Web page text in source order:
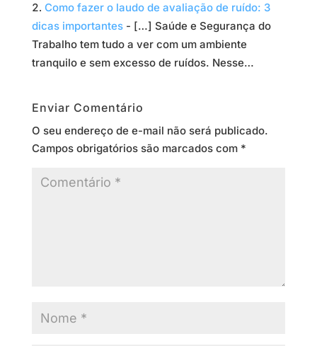
Como fazer o laudo de avaliação de ruído: 3
dicas importantes- […] Saúde e Segurança do
Trabalho tem tudo a ver com um ambiente
tranquilo e sem excesso de ruídos. Nesse…
Enviar Comentário
O seu endereço de e-mail não será publicado.
Campos obrigatórios são marcados com *